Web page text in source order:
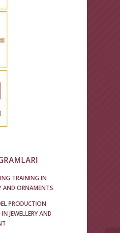
TRAINING IN
AND ORNAMENTS
PRODUCTION
JEWELLERY AND